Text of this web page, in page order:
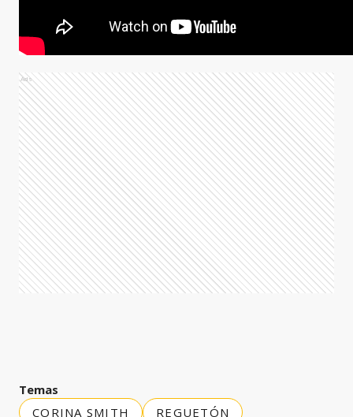
Ads
Temas
CORINA SMITH
REGUETÓN